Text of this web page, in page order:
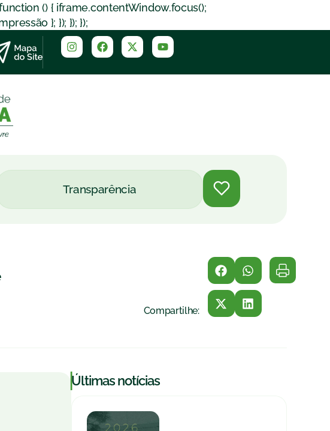
() { iframe.contentWindow.focus();
}; }); }); });
Transparência
Compartilhe:
|Últimas notícias